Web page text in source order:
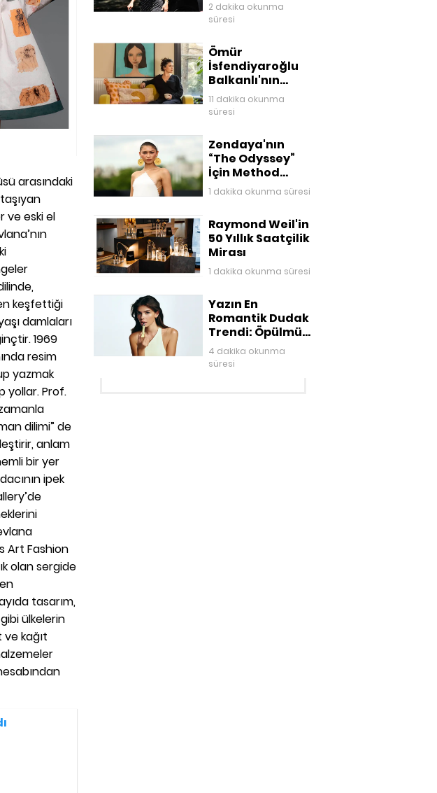
arasındaki
ve eski el
keşfettiği
damlaları
1969
resim
yazmak
yollar. Prof.
dilimi” de
anlam
bir yer
ipek
Art Fashion
olan sergide
tasarım,
ülkelerin
kağıt
2 dakika okunma
süresi
Ömür
İsfendiyaroğlu
Balkanlı'nın
Kaleminden Eve
Dönüş
11 dakika okunma
süresi
Zendaya'nın
“The Odyssey”
İçin Method
Dressing ile
Gardırop
1 dakika okunma süresi
Raymond Weil'in
50 Yıllık Saatçilik
Mirası
1 dakika okunma süresi
Yazın En
Romantik Dudak
Trendi: Öpülmüş
Dudaklar
4 dakika okunma
süresi